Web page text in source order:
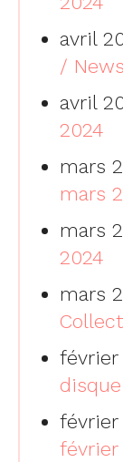
avril
/
avril
2024
mars
mars
mars
2024
mars
février
février
février